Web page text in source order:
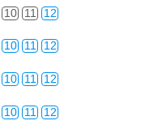
10 11 12
10 11 12
10 11 12
10 11 12